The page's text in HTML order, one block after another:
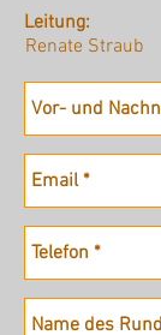
Leitung:
Renate Straub